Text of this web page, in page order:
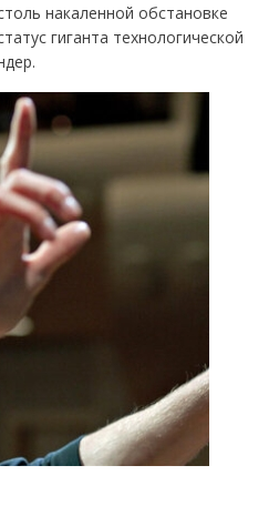
накаленной обстановке
гиганта технологической